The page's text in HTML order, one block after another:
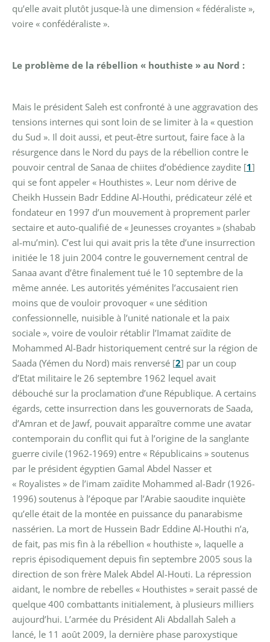
qu’elle avait plutôt jusque-là une dimension « fédéraliste »,
voire « confédéraliste ».
Le problème de la rébellion « houthiste » au Nord :
Mais le président Saleh est confronté à une aggravation des
tensions internes qui sont loin de se limiter à la « question
du Sud ». Il doit aussi, et peut-être surtout, faire face à la
résurgence dans le Nord du pays de la rébellion contre le
pouvoir central de Sanaa de chiites d’obédience zaydite [1]
qui se font appeler « Houthistes ». Leur nom dérive de
Cheikh Hussein Badr Eddine Al-Houthi, prédicateur zélé et
fondateur en 1997 d’un mouvement à proprement parler
sectaire et auto-qualifié de « Jeunesses croyantes » (shabab
al-mu’min). C’est lui qui avait pris la tête d’une insurrection
initiée le 18 juin 2004 contre le gouvernement central de
Sanaa avant d’être finalement tué le 10 septembre de la
même année. Les autorités yéménites l’accusaient rien
moins que de vouloir provoquer « une sédition
confessionnelle, nuisible à l’unité nationale et la paix
sociale », voire de vouloir rétablir l’Imamat zaïdite de
Mohammed Al-Badr historiquement centré sur la région de
Saada (Yémen du Nord) mais renversé [2] par un coup
d’Etat militaire le 26 septembre 1962 lequel avait
débouché sur la proclamation d’une République. A certains
égards, cette insurrection dans les gouvernorats de Saada,
d’Amran et de Jawf, pouvait apparaître comme une avatar
contemporain du conflit qui fut à l’origine de la sanglante
guerre civile (1962-1969) entre « Républicains » soutenus
par le président égyptien Gamal Abdel Nasser et
« Royalistes » de l’imam zaïdite Mohammed al-Badr (1926-
1996) soutenus à l’époque par l’Arabie saoudite inquiète
qu’elle était de la montée en puissance du panarabisme
nassérien. La mort de Hussein Badr Eddine Al-Houthi n’a,
de fait, pas mis fin à la rébellion « houthiste », laquelle a
repris épisodiquement depuis fin septembre 2005 sous la
direction de son frère Malek Abdel Al-Houti. La répression
aidant, le nombre de rebelles « Houthistes » serait passé de
quelque 400 combattants initialement, à plusieurs milliers
aujourd’hui. L’armée du Président Ali Abdallah Saleh a
lancé, le 11 août 2009, la dernière phase paroxystique